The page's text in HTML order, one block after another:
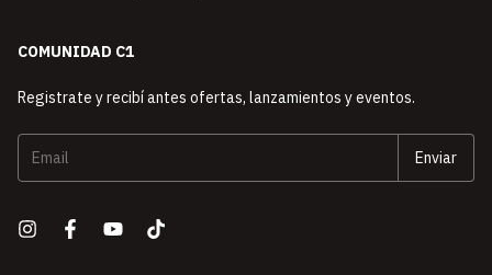
COMUNIDAD C1
Registrate y recibí antes ofertas, lanzamientos y eventos.